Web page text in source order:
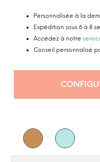
Personnalisée à la
Expédition sous 6 à 8
Accédez à notre
Conseil personnalisé